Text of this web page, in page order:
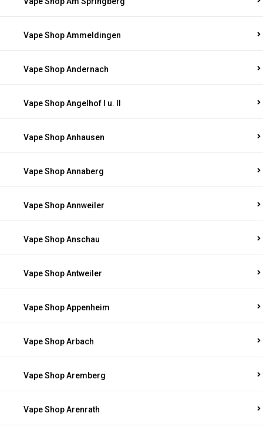
Vape Shop Ammeldingen
Vape Shop Andernach
Vape Shop Angelhof I u. II
Vape Shop Anhausen
Vape Shop Annaberg
Vape Shop Annweiler
Vape Shop Anschau
Vape Shop Antweiler
Vape Shop Appenheim
Vape Shop Arbach
Vape Shop Aremberg
Vape Shop Arenrath